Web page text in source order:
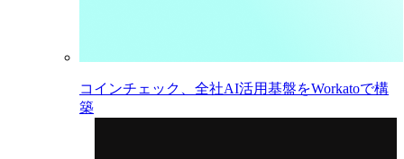
コインチェック、全社AI活用基盤をWorkatoで構
築